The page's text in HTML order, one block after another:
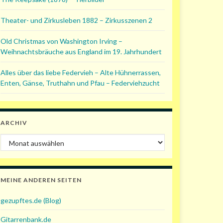
Theater- und Zirkusleben 1882 – Zirkusszenen 2
Old Christmas von Washington Irving –
Weihnachtsbräuche aus England im 19. Jahrhundert
Alles über das liebe Federvieh – Alte Hühnerrassen,
Enten, Gänse, Truthahn und Pfau – Federviehzucht
ARCHIV
Archiv
MEINE ANDEREN SEITEN
gezupftes.de (Blog)
Gitarrenbank.de